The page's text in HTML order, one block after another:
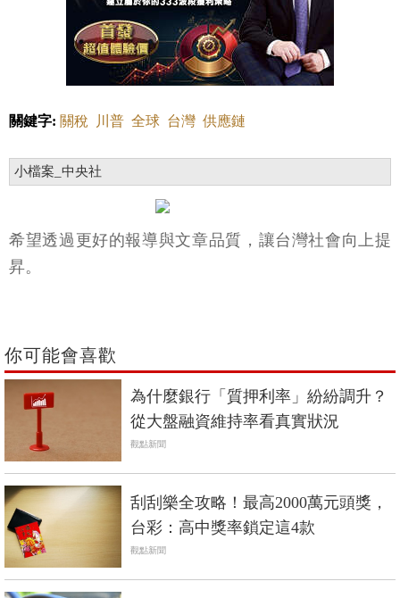
關鍵字: 關稅 川普 全球 台灣 供應鏈
小檔案_中央社
希望透過更好的報導與文章品質，讓台灣社會向上提
昇。
你可能會喜歡
為什麼銀行「質押利率」紛紛調升？
從大盤融資維持率看真實狀況
觀點新聞
刮刮樂全攻略！最高2000萬元頭獎，
台彩：高中獎率鎖定這4款
觀點新聞